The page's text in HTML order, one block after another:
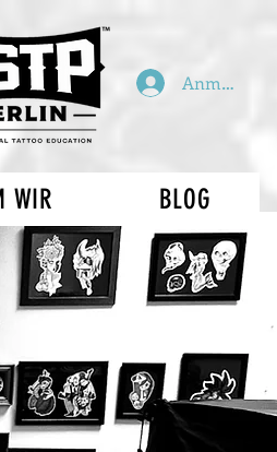
Anmelden
WIR BLOG